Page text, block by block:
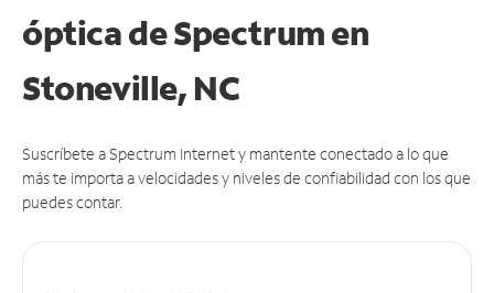
óptica de Spectrum en
Stoneville, NC
Suscríbete a Spectrum Internet y mantente conectado a lo que
más te importa a velocidades y niveles de confiabilidad con los que
puedes contar.